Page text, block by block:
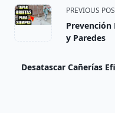
<span
class="nav-
subtitle
PREVIOUS
Prevención
y Paredes
Desatascar Cañerías